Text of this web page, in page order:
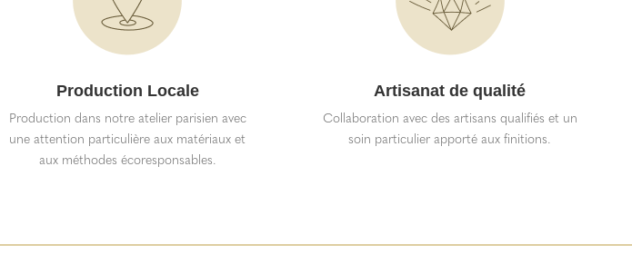
Production Locale
Production dans notre atelier parisien avec
une attention particulière aux matériaux et
aux méthodes écoresponsables.
Artisanat de qualité
Collaboration avec des artisans qualifiés et un
soin particulier apporté aux finitions.